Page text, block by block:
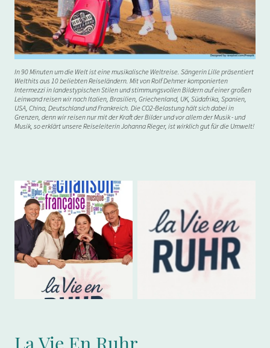
In 90 Minuten um die Welt ist eine musikalische Weltreise. Sängerin Lille präsentiert
Welthits aus 10 beliebten Reiseländern. Mit von Rolf Dehmer komponierten
Intermezzi in landestypischen Stilen und stimmungsvollen Bildern auf einer großen
Leinwand reisen wir nach Italien, Brasilien, Griechenland, UK, Südafrika, Spanien,
USA, China, Deutschland und Frankreich. Die CO2-Belastung hält sich dabei in
Grenzen, denn wir reisen nur mit der Kraft der Bilder und vor allem der Musik - und
Musik, so erklärt unsere Reiseleiterin Johanna Rieger, ist wirklich gut für die Umwelt!